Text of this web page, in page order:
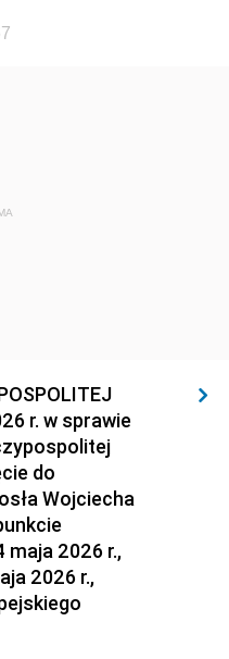
r. w sprawie
do
Wojciecha
maja 2026 r.,
2026 r.,